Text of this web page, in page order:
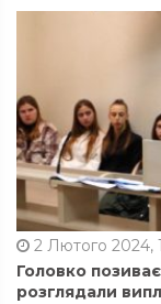
2 Лютого 2024,
Головко
розглядали